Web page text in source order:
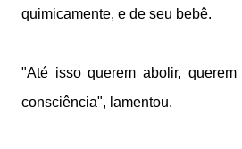
quimicamente, e de seu bebê.
"Até isso querem abolir,
consciência", lamentou.